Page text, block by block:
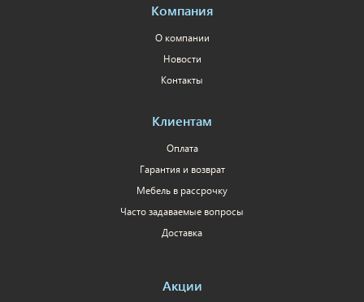
Компания
О компании
Новости
Контакты
Клиентам
Оплата
Гарантия и возврат
Мебель в рассрочку
Часто задаваемые вопросы
Доставка
Акции